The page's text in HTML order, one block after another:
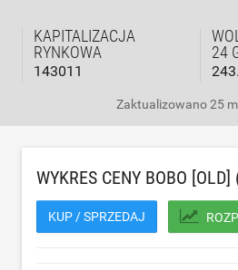
KAPITALIZACJA
RYNKOWA
143011
24
Zaktualizowano25
WYKRES CENY BOBO [OLD]
KUP / SPRZEDAJ